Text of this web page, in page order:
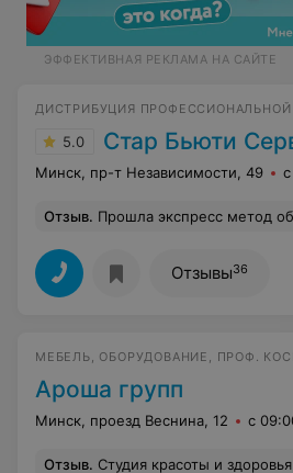
ЭФФЕКТИВНАЯ РЕКЛАМА НА САЙТЕ
ДИСТРИБУЦИЯ
5.0 Стар Бьюти
Минск, пр-т Независимости, 49
Отзыв. Прошла экспресс метод обучения навыкам депиляции по новой технологии у Ольги Курилович. Очень важно,чтобы профессионал умел донести информацию до своего ученика,Ольга как раз-таки тот замечательный наставник, несомненный профессионал своего дела, в дружественной атмосфере, доступно объяснит и
Отзывы36
МЕБЕЛЬ, ОБОРУДОВАНИЕ, ПРОФ.
Ароша групп
Минск, проезд Веснина, 12 с
Отзыв. Студия красоты и здоровья "